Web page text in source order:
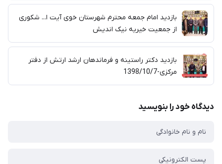
بازدید امام جمعه محترم شهرستان خوی آیت ا... شکوری
از جمعیت خیریه نیک اندیش
بازدید دکتر راستینه و فرماندهان ارشد ارتش از دفتر
مرکزی-1398/10/7
دیدگاه خود را بنویسید